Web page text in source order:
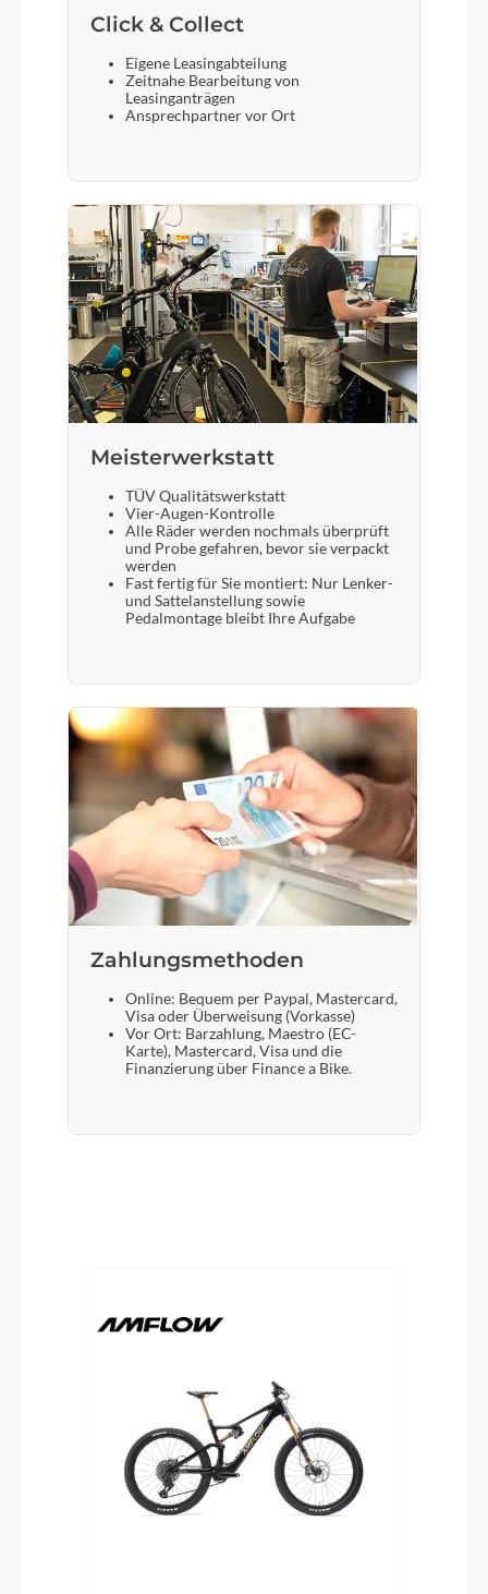
Click & Collect
Eigene Leasingabteilung
Zeitnahe Bearbeitung von
Leasinganträgen
Ansprechpartner vor Ort
Meisterwerkstatt
TÜV Qualitätswerkstatt
Vier-Augen-Kontrolle
Alle Räder werden nochmals überprüft
und Probe gefahren, bevor sie verpackt
werden
Fast fertig für Sie montiert: Nur Lenker-
und Sattelanstellung sowie
Pedalmontage bleibt Ihre Aufgabe
Zahlungsmethoden
Online: Bequem per Paypal, Mastercard,
Visa oder Überweisung (Vorkasse)
Vor Ort: Barzahlung, Maestro (EC-
Karte), Mastercard, Visa und die
Finanzierung über Finance a Bike.